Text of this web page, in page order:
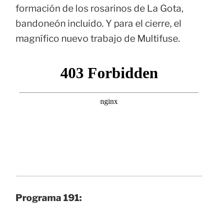
formación de los rosarinos de La Gota,
bandoneón incluido. Y para el cierre, el
magnífico nuevo trabajo de Multifuse.
Programa 191: